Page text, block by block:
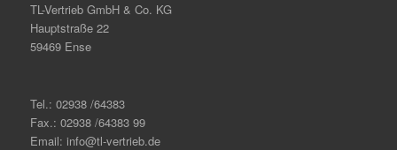
TL-Vertrieb GmbH & Co. KG
Hauptstraße 22
59469 Ense
Tel.: 02938 /64383
Fax.: 02938 /64383 99
Email: info@tl-vertrieb.de